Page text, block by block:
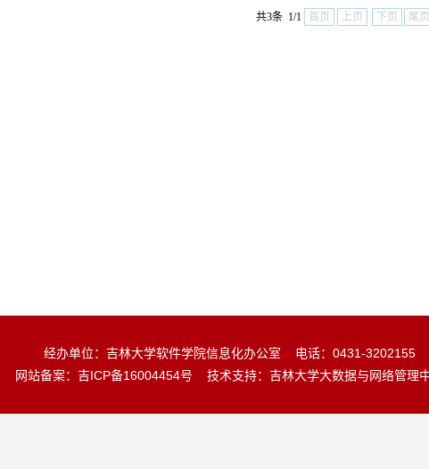
共3条 1/1 首页 上页 下页 尾页
经办单位：吉林大学软件学院信息化办公室 电话：0431-3202155
网站备案： 吉ICP备16004454号 技术支持：吉林大学大数据与网络管理